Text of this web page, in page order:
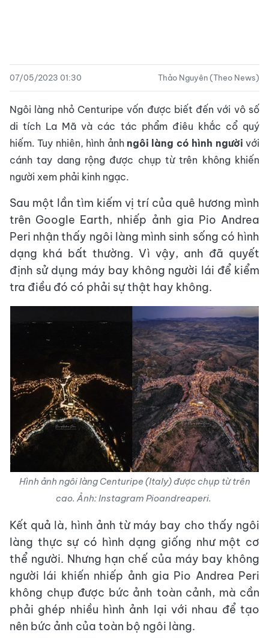
07/05/2023 01:30 Thảo Nguyên (Theo News)
Ngôi làng nhỏ Centuripe vốn được biết đến với vô số
di tích La Mã và các tác phẩm điêu khắc cổ quý
hiếm. Tuy nhiên, hình ảnh ngôi làng có hình người với
cánh tay dang rộng được chụp từ trên không khiến
người xem phải kinh ngạc.
Sau một lần tìm kiếm vị trí của quê hương mình
trên Google Earth, nhiếp ảnh gia Pio Andrea
Peri nhận thấy ngôi làng mình sinh sống có hình
dạng khá bất thường. Vì vậy, anh đã quyết
định sử dụng máy bay không người lái để kiểm
tra điều đó có phải sự thật hay không.
Hình ảnh ngôi làng Centuripe (Italy) được chụp từ trên
cao. Ảnh: Instagram Pioandreaperi.
Kết quả là, hình ảnh từ máy bay cho thấy ngôi
làng thực sự có hình dạng giống như một cơ
thể người. Nhưng hạn chế của máy bay không
người lái khiến nhiếp ảnh gia Pio Andrea Peri
không chụp được bức ảnh toàn cảnh, mà cần
phải ghép nhiều hình ảnh lại với nhau để tạo
nên bức ảnh của toàn bộ ngôi làng.